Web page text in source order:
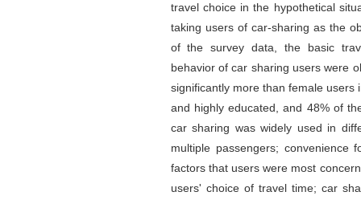
travel choice in the hypothetical
taking users of car-sharing as the
of the survey data, the basic
behavior of car sharing users were
significantly more than female users
and highly educated, and 48% of
car sharing was widely used in
multiple passengers;
factors that users were most
users' choice of travel time; car